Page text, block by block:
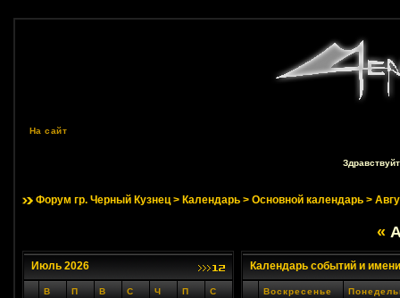
На сайт
Форум гр. Черный Кузнец> Календарь> Основной календарь>
«
Июль 2026
В П В С Ч П С
Календарь событий и
Воскресенье